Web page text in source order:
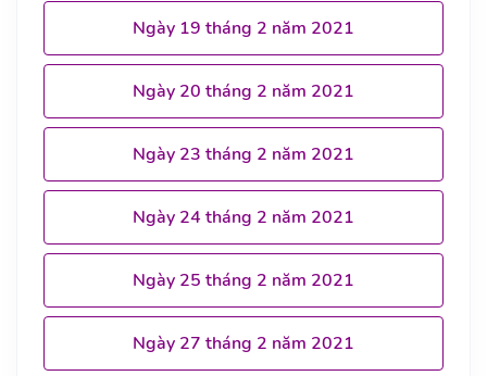
Ngày 19 tháng 2 năm 2021
Ngày 20 tháng 2 năm 2021
Ngày 23 tháng 2 năm 2021
Ngày 24 tháng 2 năm 2021
Ngày 25 tháng 2 năm 2021
Ngày 27 tháng 2 năm 2021